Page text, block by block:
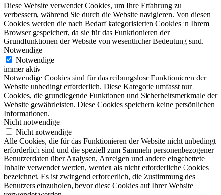
Diese Website verwendet Cookies, um Ihre Erfahrung zu
verbessern, während Sie durch die Website navigieren. Von diesen
Cookies werden die nach Bedarf kategorisierten Cookies in Ihrem
Browser gespeichert, da sie für das Funktionieren der
Grundfunktionen der Website von wesentlicher Bedeutung sind.
Notwendige
Notwendige
immer aktiv
Notwendige Cookies sind für das reibungslose Funktionieren der
Website unbedingt erforderlich. Diese Kategorie umfasst nur
Cookies, die grundlegende Funktionen und Sicherheitsmerkmale der
Website gewährleisten. Diese Cookies speichern keine persönlichen
Informationen.
Nicht notwendige
Nicht notwendige
Alle Cookies, die für das Funktionieren der Website nicht unbedingt
erforderlich sind und die speziell zum Sammeln personenbezogener
Benutzerdaten über Analysen, Anzeigen und andere eingebettete
Inhalte verwendet werden, werden als nicht erforderliche Cookies
bezeichnet. Es ist zwingend erforderlich, die Zustimmung des
Benutzers einzuholen, bevor diese Cookies auf Ihrer Website